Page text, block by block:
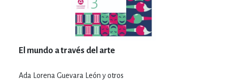
El mundo a través del arte
Ada Lorena Guevara León y otros